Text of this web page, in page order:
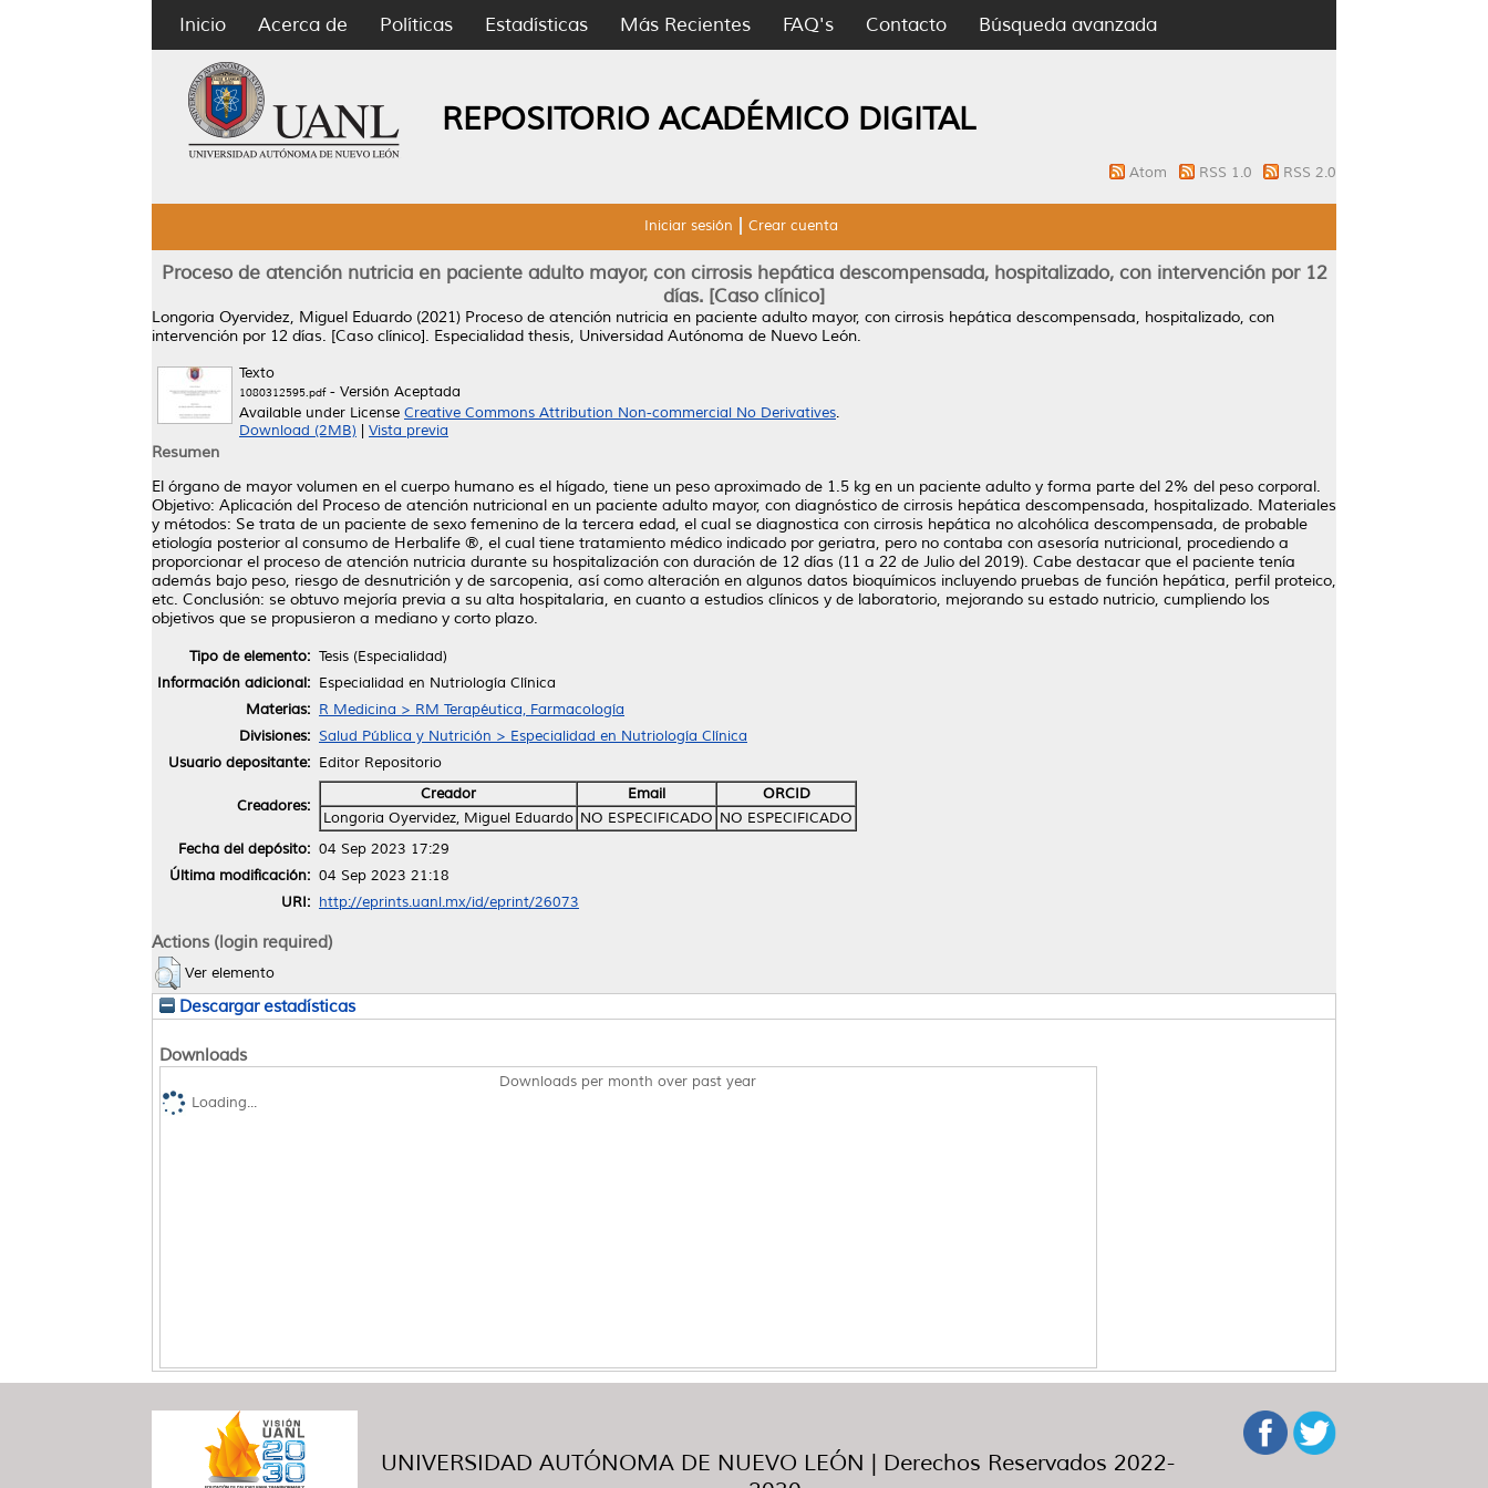
Inicio Acerca de Políticas Estadísticas Más Recientes FAQ's Contacto Búsqueda avanzada
REPOSITORIO ACADÉMICO DIGITAL
Atom RSS 1.0 RSS 2.0
Iniciar sesión Crear cuenta
Proceso de atención nutricia en paciente adulto mayor, con cirrosis hepática descompensada, hospitalizado, con intervención por 12
días. [Caso clínico]
Longoria Oyervidez, Miguel Eduardo (2021) Proceso de atención nutricia en paciente adulto mayor, con cirrosis hepática descompensada, hospitalizado, con
intervención por 12 días. [Caso clínico]. Especialidad thesis, Universidad Autónoma de Nuevo León.
Texto
1080312595.pdf- Versión Aceptada
Available under License Creative Commons Attribution Non-commercial No Derivatives.
Download (2MB)
Vista previa
Resumen
El órgano de mayor volumen en el cuerpo humano es el hígado, tiene un peso aproximado de 1.5 kg en un paciente adulto y forma parte del 2% del peso corporal.
Objetivo: Aplicación del Proceso de atención nutricional en un paciente adulto mayor, con diagnóstico de cirrosis hepática descompensada, hospitalizado. Materiales
y métodos: Se trata de un paciente de sexo femenino de la tercera edad, el cual se diagnostica con cirrosis hepática no alcohólica descompensada, de probable
etiología posterior al consumo de Herbalife ®, el cual tiene tratamiento médico indicado por geriatra, pero no contaba con asesoría nutricional, procediendo a
proporcionar el proceso de atención nutricia durante su hospitalización con duración de 12 días (11 a 22 de Julio del 2019). Cabe destacar que el paciente tenía
además bajo peso, riesgo de desnutrición y de sarcopenia, así como alteración en algunos datos bioquímicos incluyendo pruebas de función hepática, perfil proteico,
etc. Conclusión: se obtuvo mejoría previa a su alta hospitalaria, en cuanto a estudios clínicos y de laboratorio, mejorando su estado nutricio, cumpliendo los
objetivos que se propusieron a mediano y corto plazo.
Tipo de elemento: Tesis (Especialidad)
Información adicional: Especialidad en Nutriología Clínica
Materias: R Medicina > RM Terapéutica, Farmacología
Divisiones: Salud Pública y Nutrición > Especialidad en Nutriología Clínica
Usuario depositante: Editor Repositorio
Creadores:
Creador Email
ORCID
Longoria Oyervidez, Miguel Eduardo NO ESPECIFICADO NO ESPECIFICADO
Fecha del depósito: 04 Sep 2023 17:29
Última modificación: 04 Sep 2023 21:18
URI: http://eprints.uanl.mx/id/eprint/26073
Actions (login required)
Ver elemento
Descargar estadísticas
Downloads
Downloads per month over past year
Loading...
UNIVERSIDAD AUTÓNOMA DE NUEVO LEÓN | Derechos Reservados 2022-